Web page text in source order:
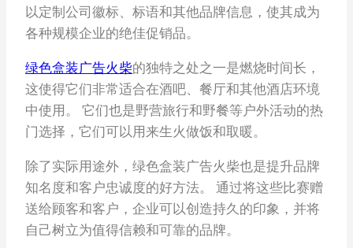
以定制公司徽标、标语和其他品牌信息，使其成为
各种规模企业的绝佳促销品。
绿色盒装广告火柴的独特之处之一是燃烧时间长，
这使得它们非常适合在酒吧、餐厅和其他酒店环境
中使用。 它们也是野营旅行和野餐等户外活动的热
门选择，它们可以用来生火做饭和取暖。
除了实际用途外，绿色盒装广告火柴也是提升品牌
知名度和客户忠诚度的好方法。 通过将这些比赛赠
送给顾客和客户，企业可以创造持久的印象，并将
自己树立为值得信赖和可靠的品牌。